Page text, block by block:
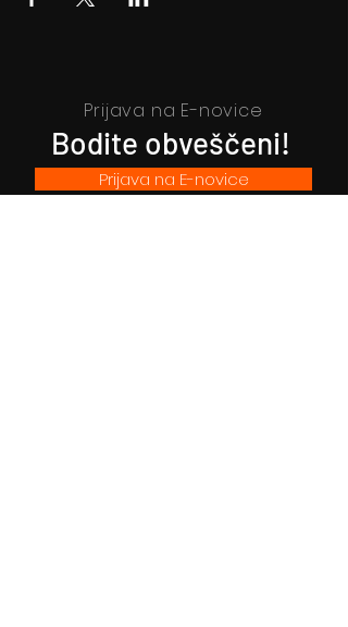
Prijava na E-novice
Bodite obveščeni!
Prijava na E-novice